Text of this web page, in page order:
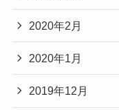
2020年2月
2020年1月
2019年12月